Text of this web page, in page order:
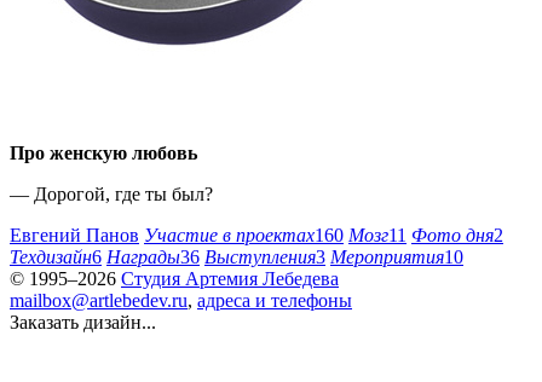
Про женскую любовь
— Дорогой, где ты был?
Евгений Панов Участие в проектах160 Мозг11 Фото дня2
Техдизайн6 Награды36 Выступления3 Мероприятия10
© 1995–2026 Студия Артемия Лебедева
mailbox@artlebedev.ru, адреса и телефоны
Заказать дизайн...